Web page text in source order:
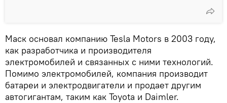
Маск основал компанию Tesla Motors в 2003 году,
как разработчика и производителя
электромобилей и связанных с ними технологий.
Помимо электромобилей, компания производит
батареи и электродвигатели и продает другим
автогигантам, таким как Toyota и Daimler.